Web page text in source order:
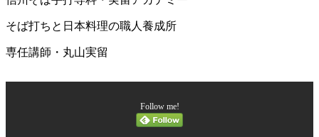
そば打ちと日本料理の職人養成所
専任講師・丸山実留
Follow me!